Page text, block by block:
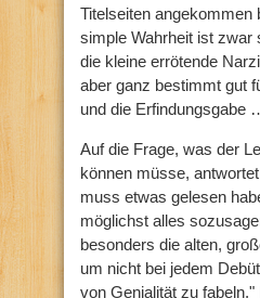
Titelseiten angekommen
simple Wahrheit ist zwar
die kleine errötende
aber ganz bestimmt gut
und die Erfindungsgabe
Auf die Frage, was der
können müsse,
muss etwas gelesen
möglichst alles
besonders die alten,
um nicht bei jedem
von Genialität zu